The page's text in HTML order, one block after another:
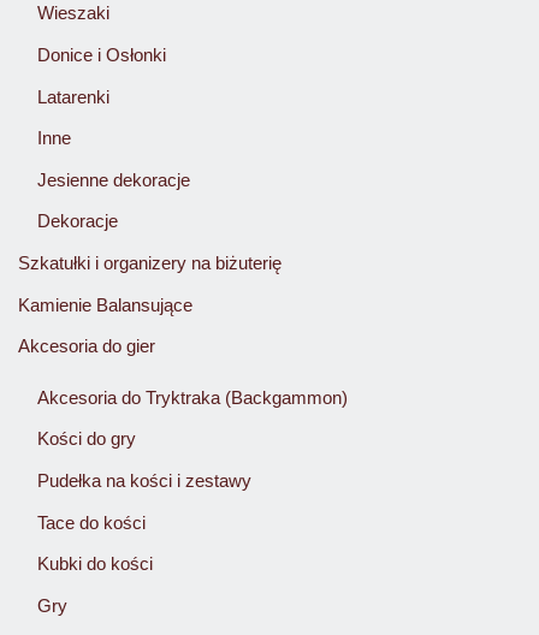
Wieszaki
Donice i Osłonki
Latarenki
Inne
Jesienne dekoracje
Dekoracje
Szkatułki i organizery na biżuterię
Kamienie Balansujące
Akcesoria do gier
Akcesoria do Tryktraka (Backgammon)
Kości do gry
Pudełka na kości i zestawy
Tace do kości
Kubki do kości
Gry